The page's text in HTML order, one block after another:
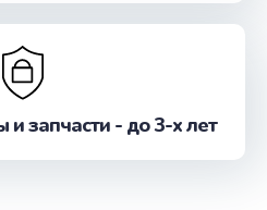
и запчасти - до 3-х лет